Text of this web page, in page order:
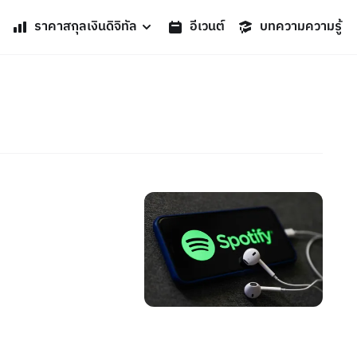
ราคาสกุลเงินดิจิทัล อีเวนต์ บทความความรู้